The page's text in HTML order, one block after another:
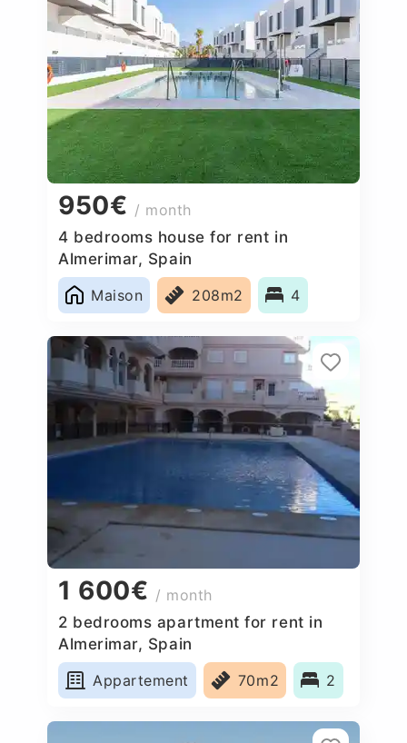
950€ / month
4 bedrooms house for rent in
Almerimar, Spain
Maison
208m2 4
1 600€ / month
2 bedrooms apartment for rent in
Almerimar, Spain
Appartement
70m2 2